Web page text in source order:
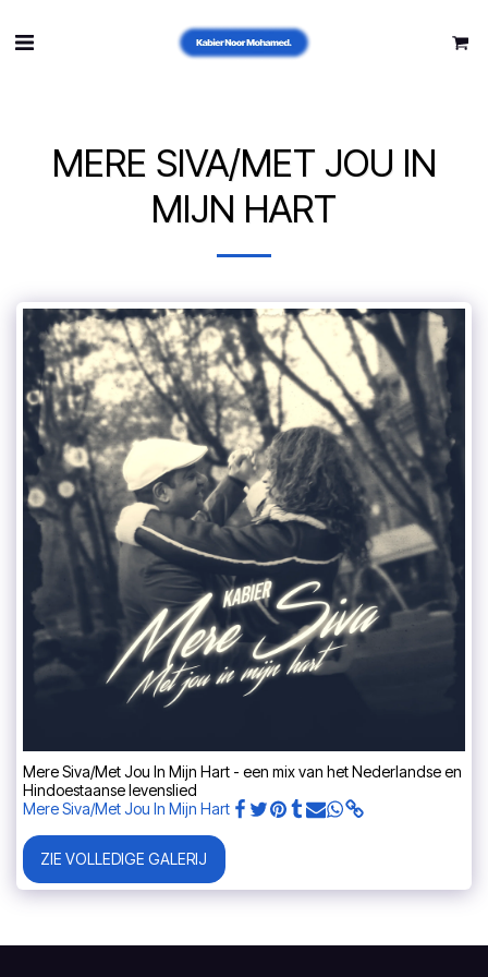
MERE SIVA/MET JOU IN
MIJN HART
Mere Siva/Met Jou In Mijn Hart - een mix van het Nederlandse en
Hindoestaanse levenslied
Mere Siva/Met Jou In Mijn Hart
ZIE VOLLEDIGE GALERIJ